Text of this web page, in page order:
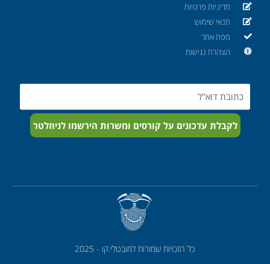
מדיניות פרטיות
תנאי שימוש
מפת אתר
הצהרת נגישות
Email
לקבלת עדכונים על קורסים ומשרות הירשמו לניוזלטר
כל הזכויות שמורות למובטלי.קו - 2025